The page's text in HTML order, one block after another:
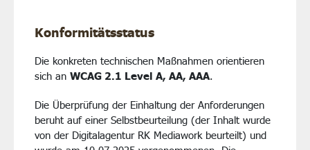
Konformitätsstatus
Die konkreten technischen Maßnahmen orientieren
sich an WCAG 2.1 Level A, AA, AAA.
Die Überprüfung der Einhaltung der Anforderungen
beruht auf einer Selbstbeurteilung (der Inhalt wurde
von der Digitalagentur RK Mediawork beurteilt) und